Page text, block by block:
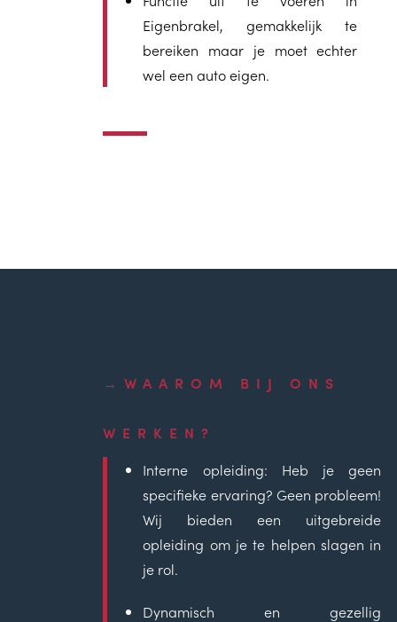
Eigenbrakel, gemakkelijk te
bereiken maar je moet echter
wel een auto eigen.
WAAROM BIJ ONS
WERKEN?
Interne opleiding: Heb je geen
specifieke ervaring? Geen probleem!
Wij bieden een uitgebreide
opleiding om je te helpen slagen in
je rol.
Dynamisch en gezellig